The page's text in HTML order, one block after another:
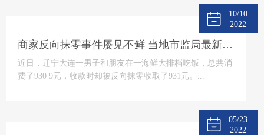
10/10
2022
商家反向抹零事件屡见不鲜 当地市监局最新回应将“零容忍”态度打击
近日，辽宁大连一男子和朋友在一海鲜大排档吃饭，总共消
费了930 9元，收款时却被反向抹零收取了931元。...
05/23
2022